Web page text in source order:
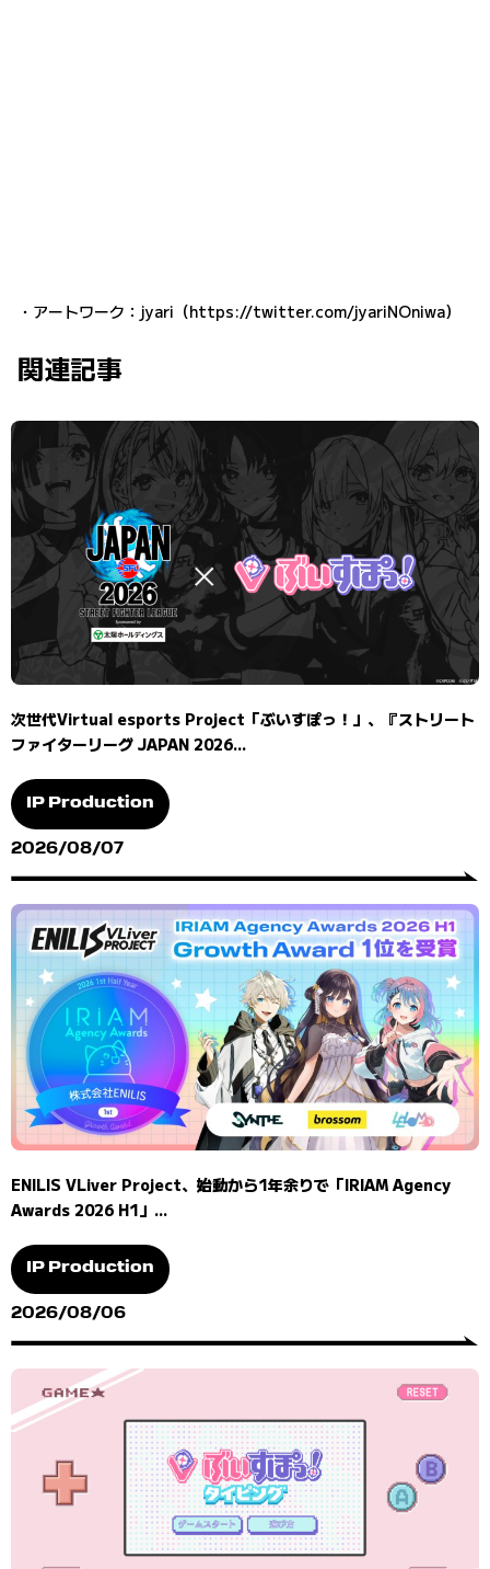
・アートワーク：jyari（https://twitter.com/jyariNOniwa）
関連記事
次世代Virtual esports Project「ぶいすぽっ！」、『ストリート
ファイターリーグ JAPAN 2026...
IP Production
2026/08/07
ENILIS VLiver Project、始動から1年余りで「IRIAM Agency
Awards 2026 H1」...
IP Production
2026/08/06